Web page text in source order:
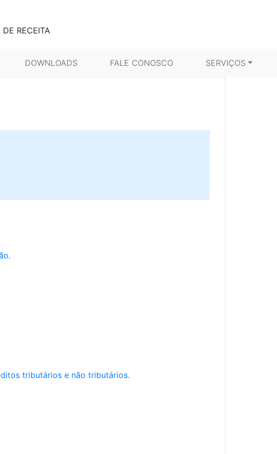
DE RECEITA
DOWNLOADS FALE CONOSCO SERVIÇOS
tributários e não tributários.